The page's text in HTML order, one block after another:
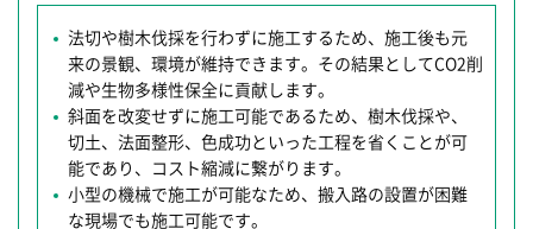
法切や樹木伐採を行わずに施工するため、施工後も元
来の景観、環境が維持できます。その結果としてCO2削
減や生物多様性保全に貢献します。
斜面を改変せずに施工可能であるため、樹木伐採や、
切土、法面整形、色成功といった工程を省くことが可
能であり、コスト縮減に繋がります。
小型の機械で施工が可能なため、搬入路の設置が困難
な現場でも施工可能です。